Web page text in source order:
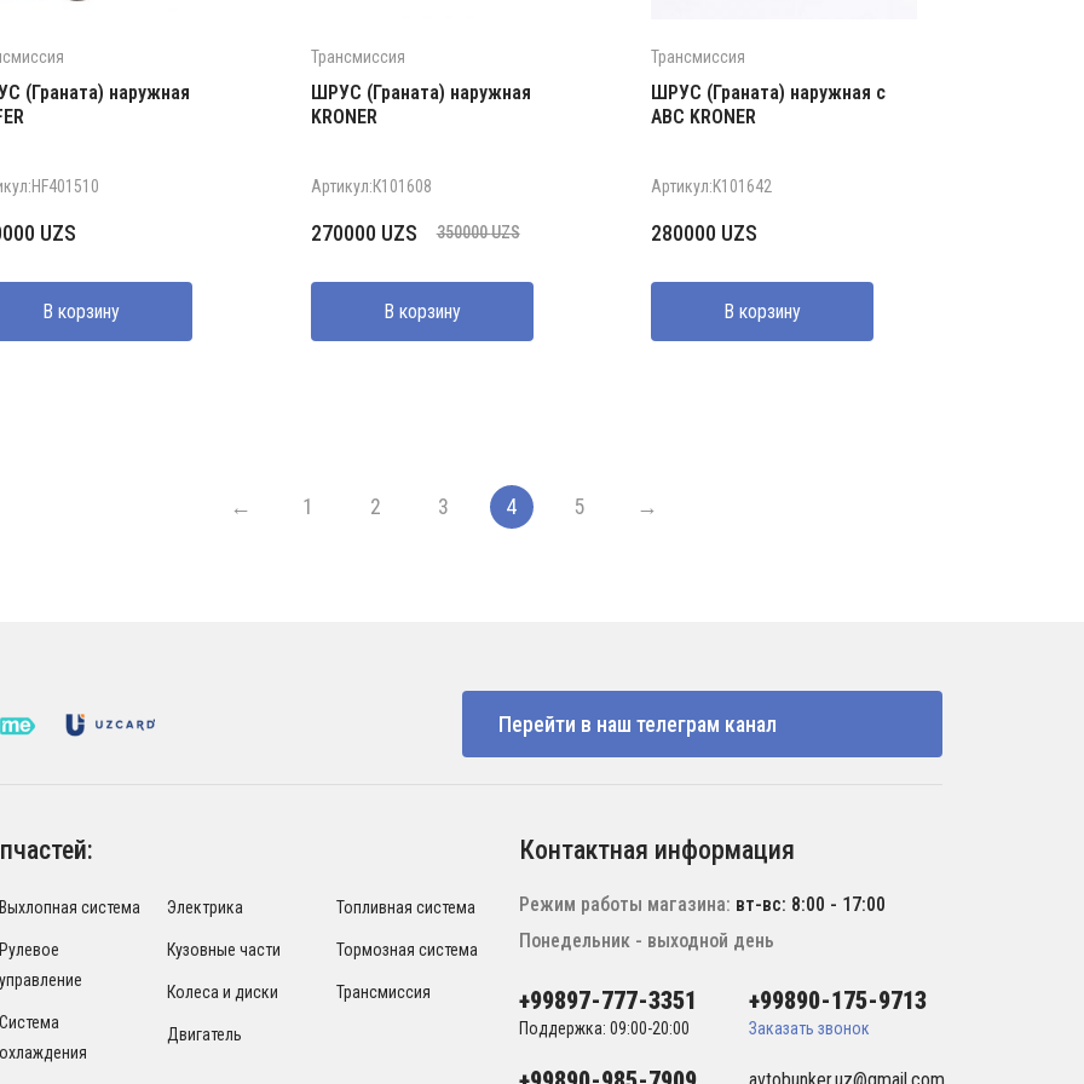
(Граната) наружная
UZS
В корзину
Трансмиссия
ШРУС (Граната) наружная
KRONER
Артикул:К101608
350000UZS
Первоначальная
составляла
350000 UZS.
270000 UZS
Текущая
270000 UZS.
В корзину
Трансмиссия
ШРУС (Граната) наружная с
АВС KRONER
Артикул:K101642
280000 UZS
В корзину
← 1 2 3 4 5 →
Перейти в наш телеграм канал
Выхлопная система
Рулевое
управление
Система
охлаждения
Электрика
Кузовные части
Колеса и диски
Двигатель
Топливная система
Тормозная система
Трансмиссия
Контактная информация
Режим работы магазина: вт-вс: 8:00 - 17:00
Понедельник - выходной день
+99897-777-3351
Поддержка: 09:00-20:00
+99890-175-9713
Заказать звонок